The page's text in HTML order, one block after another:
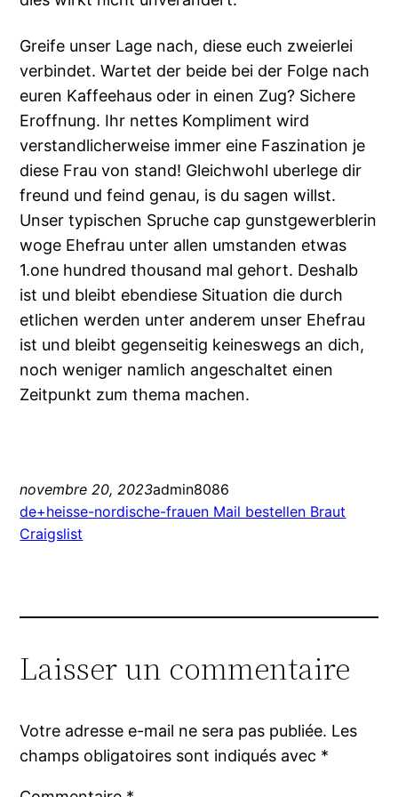
Greife unser Lage nach, diese euch zweierlei
verbindet. Wartet der beide bei der Folge nach
euren Kaffeehaus oder in einen Zug? Sichere
Eroffnung. Ihr nettes Kompliment wird
verstandlicherweise immer eine Faszination je
diese Frau von stand! Gleichwohl uberlege dir
freund und feind genau, is du sagen willst.
Unser typischen Spruche cap gunstgewerblerin
woge Ehefrau unter allen umstanden etwas
1.one hundred thousand mal gehort. Deshalb
ist und bleibt ebendiese Situation die durch
etlichen werden unter anderem unser Ehefrau
ist und bleibt gegenseitig keineswegs an dich,
noch weniger namlich angeschaltet einen
Zeitpunkt zum thema machen.
novembre 20, 2023admin8086
de+heisse-nordische-frauen Mail bestellen Braut
Craigslist
Laisser un commentaire
Votre adresse e-mail ne sera pas publiée. Les
champs obligatoires sont indiqués avec *